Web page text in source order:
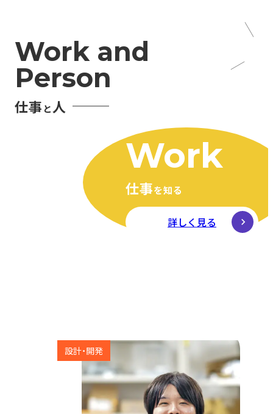
Work and
Person
仕事 と 人
Work
仕事を知る
詳しく見る
設計・開発